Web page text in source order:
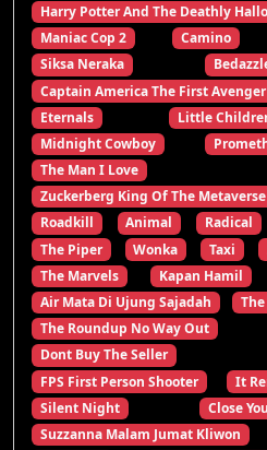
Harry Potter And The Deathly
Maniac Cop 2
Camino
Siksa Neraka
Captain America The First Avenger
Eternals
Little
Midnight Cowboy
The Man I Love
Zuckerberg King Of The Metaverse
Roadkill
Animal Radical
The Piper
Wonka Taxi
The Marvels
Kapan Hamil
Air Mata Di Ujung Sajadah
The Roundup No Way Out
Dont Buy The Seller
FPS First Person Shooter
It
Silent Night
Close
Suzzanna Malam Jumat Kliwon